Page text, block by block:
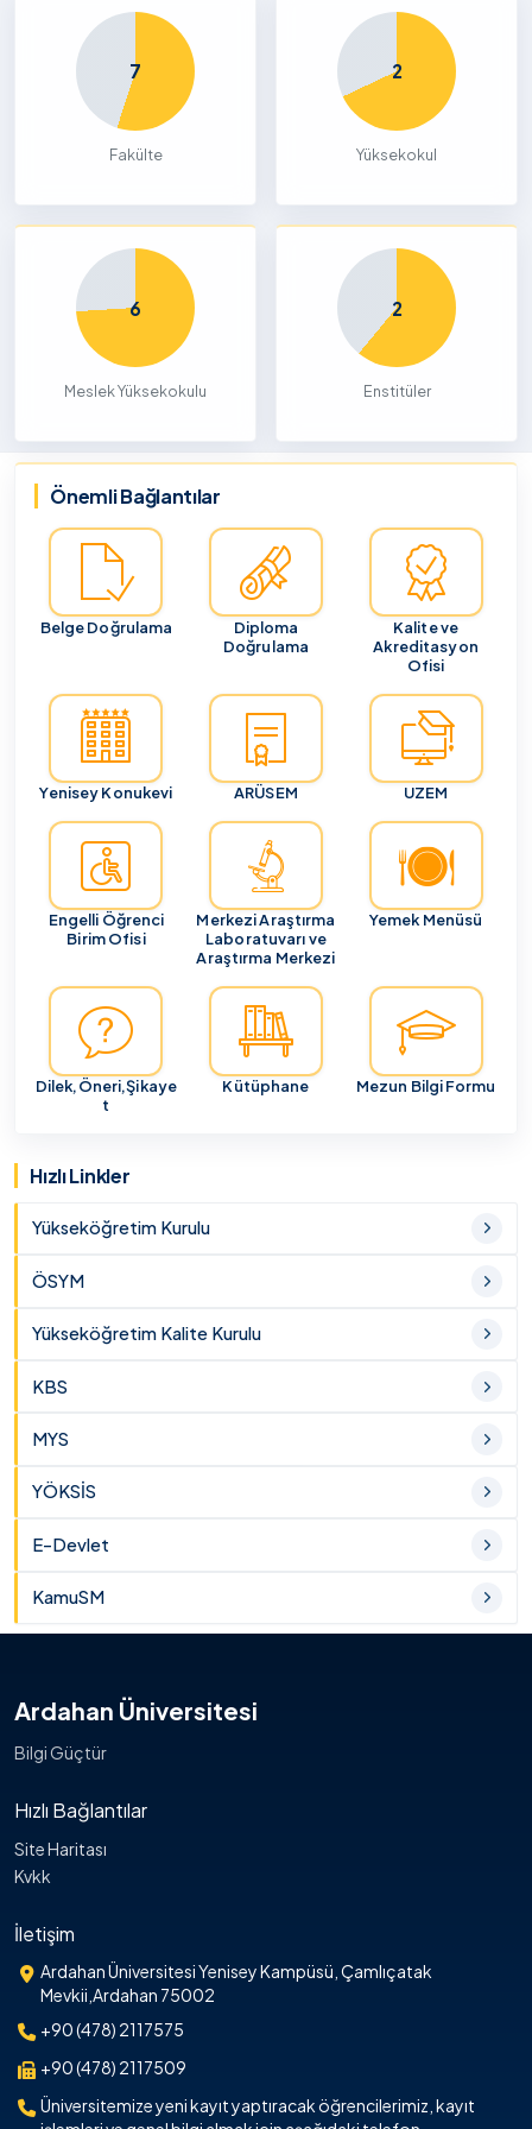
7
Fakülte
2
Yüksekokul
6
Meslek Yüksekokulu
2
Enstitüler
Önemli Bağlantılar
Belge Doğrulama
Diploma
Doğrulama
Kalite ve
Akreditasyon
Ofisi
Yenisey Konukevi ARÜSEM UZEM
Engelli Öğrenci
Birim Ofisi
Merkezi Araştırma
Laboratuvarı ve
Araştırma Merkezi
Yemek Menüsü
Dilek,Öneri,Şikaye
t
Kütüphane Mezun Bilgi Formu
Hızlı Linkler
Yükseköğretim Kurulu
ÖSYM
Yükseköğretim Kalite Kurulu
KBS
MYS
YÖKSİS
E-Devlet
KamuSM
Ardahan Üniversitesi
Bilgi Güçtür
Hızlı Bağlantılar
Site Haritası
Kvkk
İletişim
Ardahan Üniversitesi Yenisey Kampüsü, Çamlıçatak
Mevkii,Ardahan 75002
+90 (478) 2117575
+90 (478) 2117509
Üniversitemize yeni kayıt yaptıracak öğrencilerimiz, kayıt